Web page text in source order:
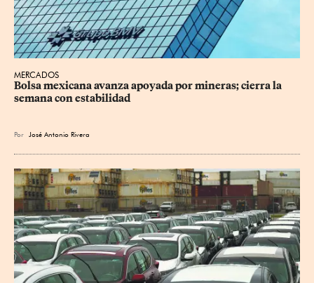
MERCADOS
Bolsa mexicana avanza apoyada por mineras; cierra la
semana con estabilidad
Por José Antonio Rivera